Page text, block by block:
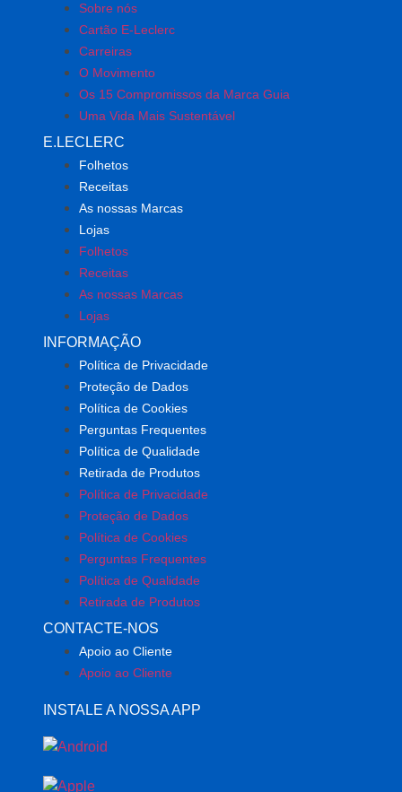
Sobre nós
Cartão E-Leclerc
Carreiras
O Movimento
Os 15 Compromissos da Marca Guia
Uma Vida Mais Sustentável
E.LECLERC
Folhetos
Receitas
As nossas Marcas
Lojas
Folhetos
Receitas
As nossas Marcas
Lojas
INFORMAÇÃO
Política de Privacidade
Proteção de Dados
Política de Cookies
Perguntas Frequentes
Política de Qualidade
Retirada de Produtos
Política de Privacidade
Proteção de Dados
Política de Cookies
Perguntas Frequentes
Política de Qualidade
Retirada de Produtos
CONTACTE-NOS
Apoio ao Cliente
Apoio ao Cliente
INSTALE A NOSSA APP